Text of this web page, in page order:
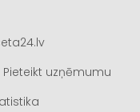
Pieteikt uzņēmumu